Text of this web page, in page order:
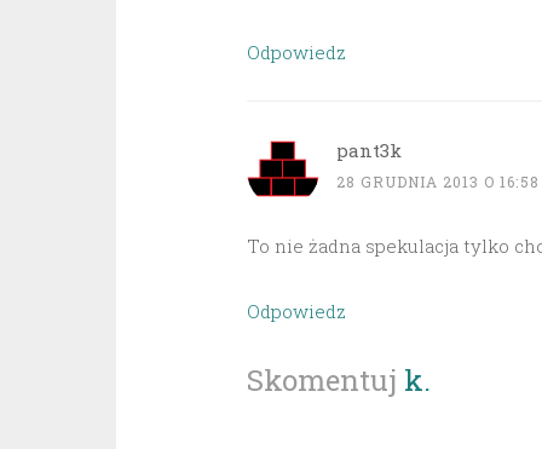
Odpowiedz
pant3k
28 GRUDNIA 2013 O 16:58
To nie żadna spekulacja tylko
Odpowiedz
Skomentuj k.